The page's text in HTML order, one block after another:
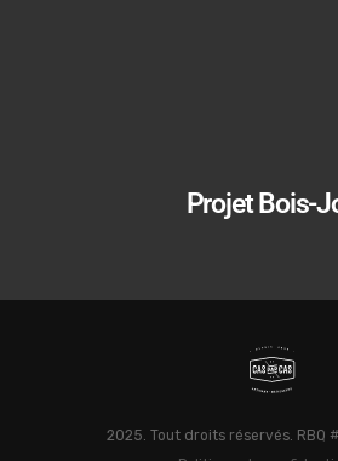
Projet Bois-
2025. Tout droits réservés. RBQ